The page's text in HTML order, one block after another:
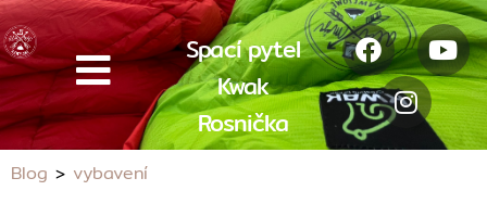
Spací pytel
Kwak
Rosnička
Blog > vybavení